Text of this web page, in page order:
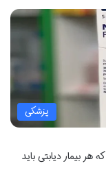
پزشکی
مهم ترین هشدارها و عوارض جانبی نوومیکس ۳۰ که هر بیمار دیابتی باید